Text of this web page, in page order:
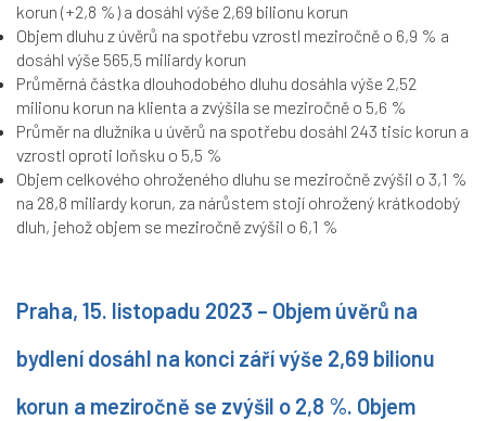
korun (+2,8 %) a dosáhl výše 2,69 bilionu korun
Objem dluhu z úvěrů na spotřebu vzrostl meziročně o 6,9 % a
dosáhl výše 565,5 miliardy korun
Průměrná částka dlouhodobého dluhu dosáhla výše 2,52
milionu korun na klienta a zvýšila se meziročně o 5,6 %
Průměr na dlužníka u úvěrů na spotřebu dosáhl 243 tisíc korun a
vzrostl oproti loňsku o 5,5 %
Objem celkového ohroženého dluhu se meziročně zvýšil o 3,1 %
na 28,8 miliardy korun, za nárůstem stojí ohrožený krátkodobý
dluh, jehož objem se meziročně zvýšil o 6,1 %
Praha, 15. listopadu 2023 – Objem úvěrů na
bydlení dosáhl na konci září výše 2,69 bilionu
korun a meziročně se zvýšil o 2,8 %. Objem